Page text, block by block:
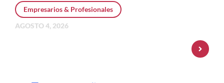
Empresarios & Profesionales
AGOSTO 4, 2026